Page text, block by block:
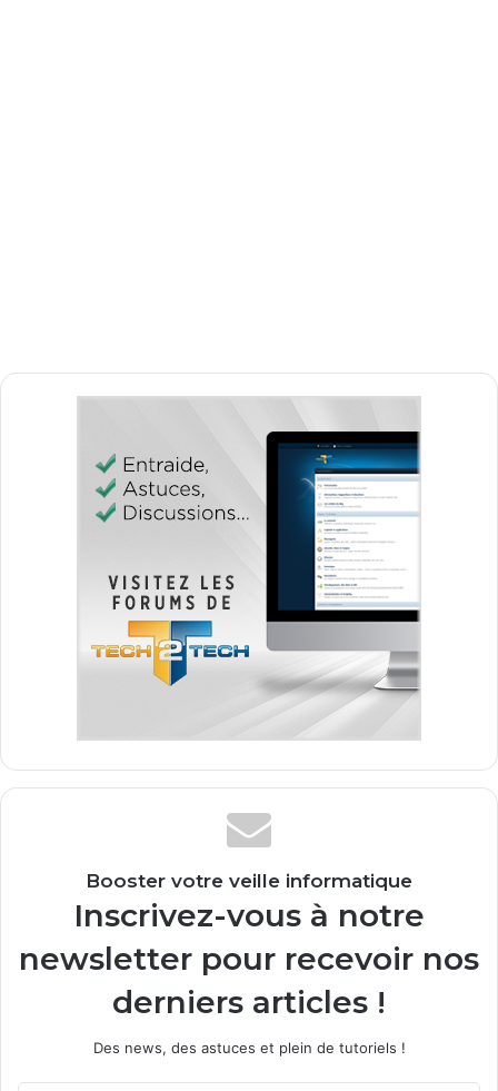
Booster votre veille informatique
Inscrivez-vous à notre
newsletter pour recevoir nos
derniers articles !
Des news, des astuces et plein de tutoriels !